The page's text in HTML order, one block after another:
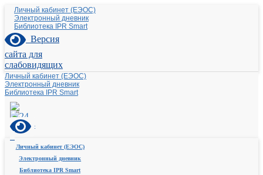
Личный кабинет (ЕЭОС)
Электронный дневник
Библиотека IPR Smart
Версия
сайта для
слабовидящих
Личный кабинет (ЕЭОС)
Электронный дневник
Библиотека IPR Smart
Личный кабинет (ЕЭОС)
Электронный дневник
Библиотека IPR Smart